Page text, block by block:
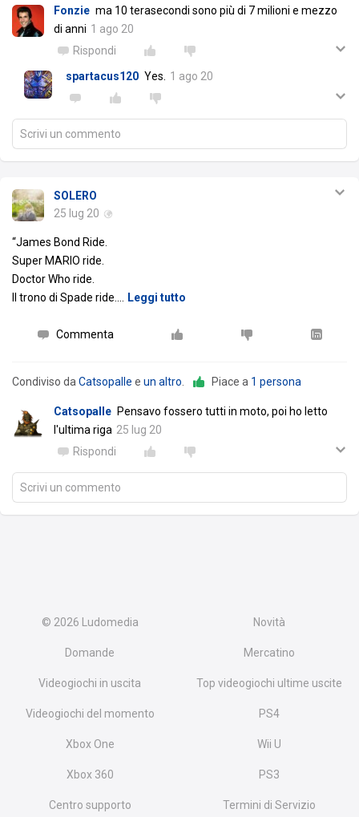
Fonzie ma 10 terasecondi sono più di 7 milioni e mezzo
di anni 1 ago 20
Rispondi
spartacus120 Yes. 1 ago 20
Scrivi un commento
SOLERO
25 lug 20
“James Bond Ride.
Super MARIO ride.
Doctor Who ride.
Il trono di Spade ride.
Leggi tutto
Commenta
Condiviso da Catsopalle e un altro Piace a 1 persona
Catsopalle Pensavo fossero tutti in moto, poi ho letto
l'ultima riga 25 lug 20
Rispondi
Scrivi un commento
© 2026 Ludomedia Novità
Domande Mercatino
Videogiochi in uscita Top videogiochi ultime uscite
Videogiochi del momento PS4
Xbox One Wii U
Xbox 360 PS3
Centro supporto Termini di Servizio